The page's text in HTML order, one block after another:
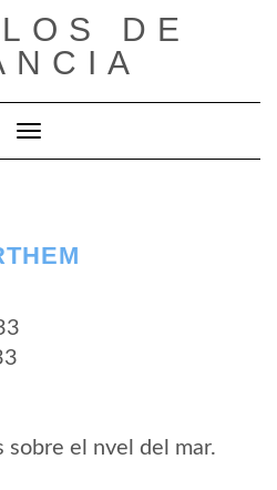
DE
Cambiar modo de navegación
el nvel del mar.